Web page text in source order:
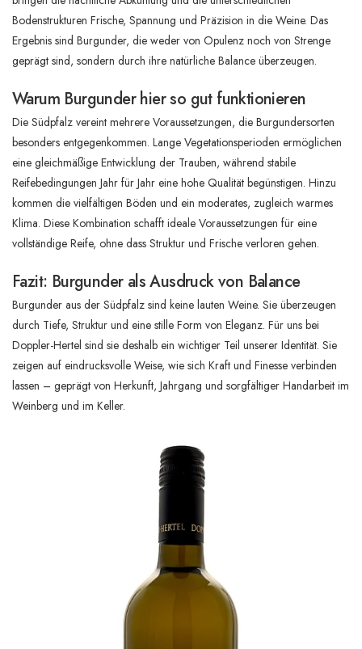
Bodenstrukturen Frische, Spannung und Präzision in die Weine. Das
Ergebnis sind Burgunder, die weder von Opulenz noch von Strenge
geprägt sind, sondern durch ihre natürliche Balance überzeugen.
Warum Burgunder hier so gut funktionieren
Die Südpfalz vereint mehrere Voraussetzungen, die Burgundersorten
besonders entgegenkommen. Lange Vegetationsperioden ermöglichen
eine gleichmäßige Entwicklung der Trauben, während stabile
Reifebedingungen Jahr für Jahr eine hohe Qualität begünstigen. Hinzu
kommen die vielfältigen Böden und ein moderates, zugleich warmes
Klima. Diese Kombination schafft ideale Voraussetzungen für eine
vollständige Reife, ohne dass Struktur und Frische verloren gehen.
Fazit: Burgunder als Ausdruck von Balance
Burgunder aus der Südpfalz sind keine lauten Weine. Sie überzeugen
durch Tiefe, Struktur und eine stille Form von Eleganz. Für uns bei
Doppler-Hertel sind sie deshalb ein wichtiger Teil unserer Identität. Sie
zeigen auf eindrucksvolle Weise, wie sich Kraft und Finesse verbinden
lassen – geprägt von Herkunft, Jahrgang und sorgfältiger Handarbeit im
Weinberg und im Keller.